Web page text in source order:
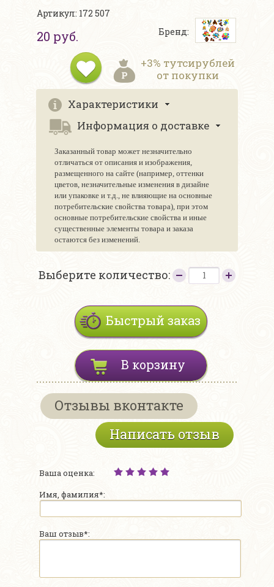
Артикул: 172 507
20 руб. Бренд:
+3% тутсирублей
от покупки
Характеристики
Информация о доставке
Заказанный товар может незначительно
отличаться от описания и изображения,
размещенного на сайте (например, оттенки
цветов, незначительные изменения в дизайне
или упаковке и т.д., не влияющие на основные
потребительские свойства товара), при этом
основные потребительские свойства и иные
существенные элементы товара и заказа
остаются без изменений.
Выберите количество:
Быстрый заказ
В корзину
Отзывы вконтакте
Написать отзыв
Ваша оценка:
Имя, фамилия*:
Ваш отзыв*: